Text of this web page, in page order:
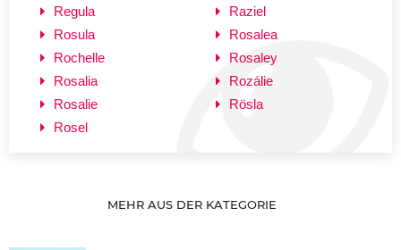
Regula
Rosula
Rochelle
Rosalia
Rosalie
Rosel
Raziel
Rosalea
Rosaley
Rozálie
Rösla
MEHR AUS DER KATEGORIE